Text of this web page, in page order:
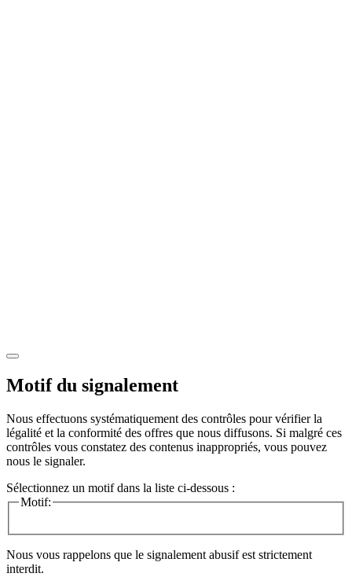
Motif du signalement
Nous effectuons systématiquement des contrôles pour vérifier la
légalité et la conformité des offres que nous diffusons. Si malgré ces
contrôles vous constatez des contenus inappropriés, vous pouvez
nous le signaler.
Sélectionnez un motif dans la liste ci-dessous :
Motif:
Nous vous rappelons que le signalement abusif est strictement
interdit.